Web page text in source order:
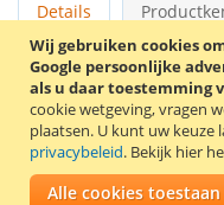
Wij gebruiken cookies
Google persoonlijke
als u daar toestemming
cookie wetgeving, vragen
plaatsen. U kunt uw keuze
privacybeleid. Bekijk hier
Alle cookies toestaan
Details
Deze accu is onder
Panasonic AG-HMC70
Panasonic HDC-DX
DX1EG-S